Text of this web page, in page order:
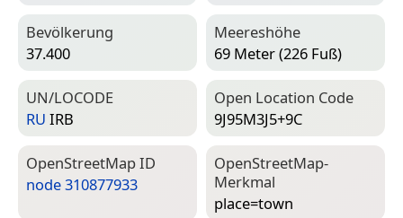
Bevölkerung
37.400
Meereshöhe
69 Meter (226 Fuß)
UN/LOCODE
RU IRB
Open Location Code
9J95M3J5+9C
Open­Street­Map ID
node 310877933
Open­Street­Map-
Merkmal
place=­town